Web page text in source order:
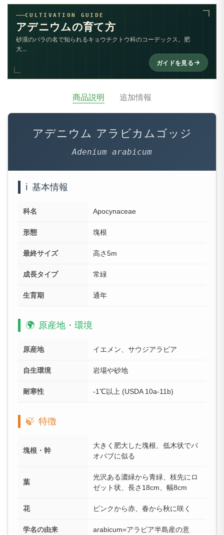
CULTIVATION GUIDE
アデニウムの育て方
砂漠のバラの名で知られるキョウチクトウ科のコーデックス。肥
大...
ガイドを見る
商品説明 追加情報
アデニウム アラビカムゴッジ
Adenium arabicum
ℹ️ 基本情報
科名 Apocynaceae
形態 塊根
最終サイズ 高さ5m
成長タイプ 常緑
生育期 通年
🌍 原産地・環境
原産地 イエメン、サウジアラビア
自生環境 岩場や砂地
耐寒性 -1℃以上 (USDA 10a-11b)
🍃 特徴
塊根・幹
大きく肥大した塊根、低木状でバ
オバブに似る
葉
光沢ある濃緑から青緑、枝先にロ
ゼット状、長さ18cm、幅8cm
花 ピンクから赤、春から秋に咲く
学名の由来 arabicum=アラビア半島産の意